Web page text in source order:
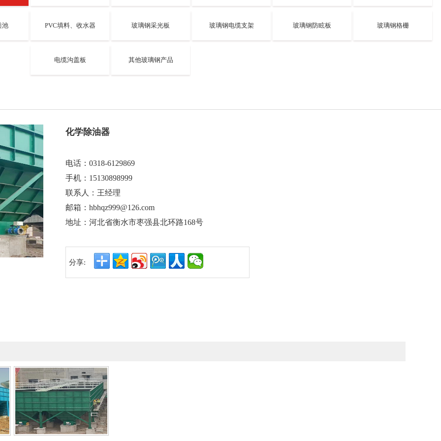
池 PVC填料、收水器 玻璃钢采光板 玻璃钢电缆支架 玻璃钢防眩板 玻璃钢格栅
电缆沟盖板 其他玻璃钢产品
化学除油器
电话：0318-6129869
手机：15130898999
联系人：王经理
邮箱：hbhqz999@126.com
地址：河北省衡水市枣强县北环路168号
分享: